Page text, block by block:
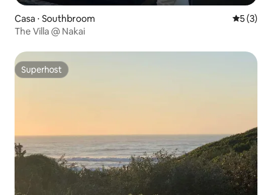
Casa ⋅ Southbroom 5 de
5 (3)
The Villa @ Nakai
Superhost
Superhost